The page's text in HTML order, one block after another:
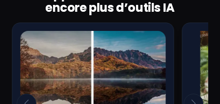
encore plus d’outils IA